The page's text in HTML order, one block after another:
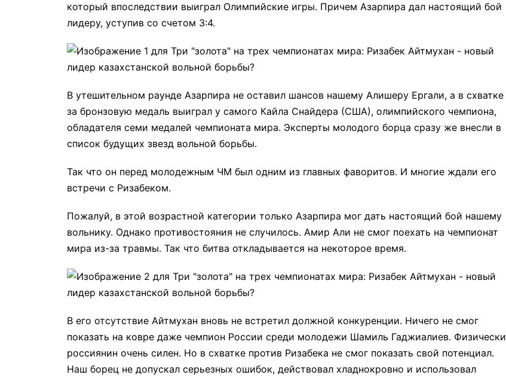
который впоследствии выиграл Олимпийские игры. Причем Азарпира дал настоящий бой
лидеру, уступив со счетом 3:4.
В утешительном раунде Азарпира не оставил шансов нашему Алишеру Ергали, а в схватке
за бронзовую медаль выиграл у самого Кайла Снайдера (США), олимпийского чемпиона,
обладателя семи медалей чемпионата мира. Эксперты молодого борца сразу же внесли в
список будущих звезд вольной борьбы.
Так что он перед молодежным ЧМ был одним из главных фаворитов. И многие ждали его
встречи с Ризабеком.
Пожалуй, в этой возрастной категории только Азарпира мог дать настоящий бой нашему
вольнику. Однако противостояния не случилось. Амир Али не смог поехать на чемпионат
мира из-за травмы. Так что битва откладывается на некоторое время.
В его отсутствие Айтмухан вновь не встретил должной конкуренции. Ничего не смог
показать на ковре даже чемпион России среди молодежи Шамиль Гаджиалиев. Физически
россиянин очень силен. Но в схватке против Ризабека не смог показать свой потенциал.
Наш борец не допускал серьезных ошибок, действовал хладнокровно и использовал